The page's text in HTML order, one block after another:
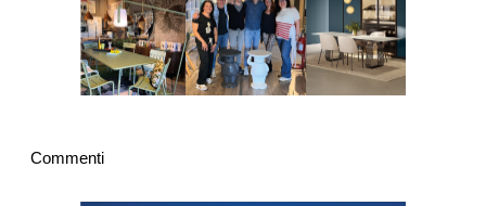
Commenti